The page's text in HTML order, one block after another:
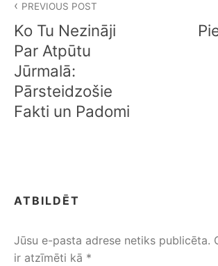
izvēlne
PREVIOUS POST
Ko Tu Nezināji
Par Atpūtu
Jūrmalā:
Pārsteidzošie
Fakti un Padomi
ATBILDĒT
Jūsu e-pasta adrese netiks publicēta.
ir atzīmēti kā *